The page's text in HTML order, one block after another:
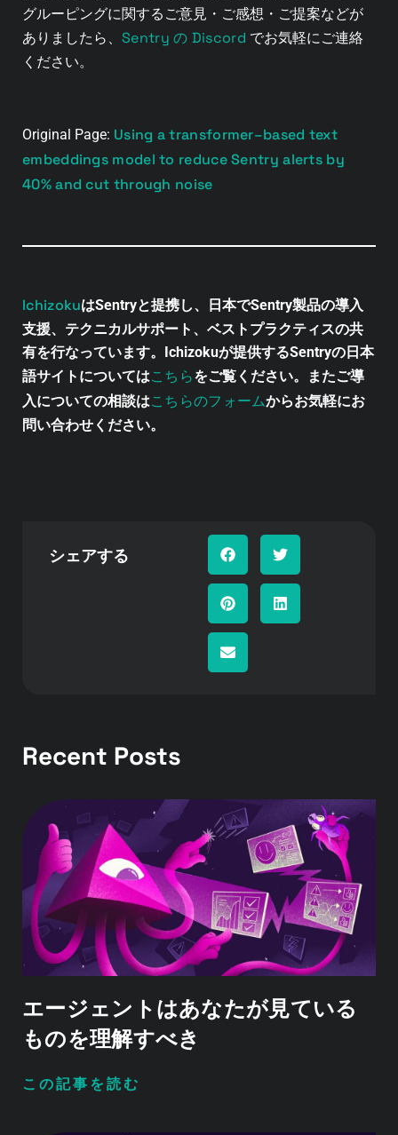
グルーピングに関するご意見・ご感想・ご提案などが
ありましたら、 Sentry の Discord でお気軽にご連絡
ください。
Original Page: Using a transformer–based text
embeddings model to reduce Sentry alerts by
40% and cut through noise
IchizokuはSentryと提携し、日本でSentry製品の導入
支援、テクニカルサポート、ベストプラクティスの共
有を行なっています。Ichizokuが提供するSentryの日本
語サイトについてはこちらをご覧ください。またご導
入についての相談はこちらのフォームからお気軽にお
問い合わせください。
シェアする
Recent Posts
エージェントはあなたが見ている
ものを理解すべき
この記事を読む